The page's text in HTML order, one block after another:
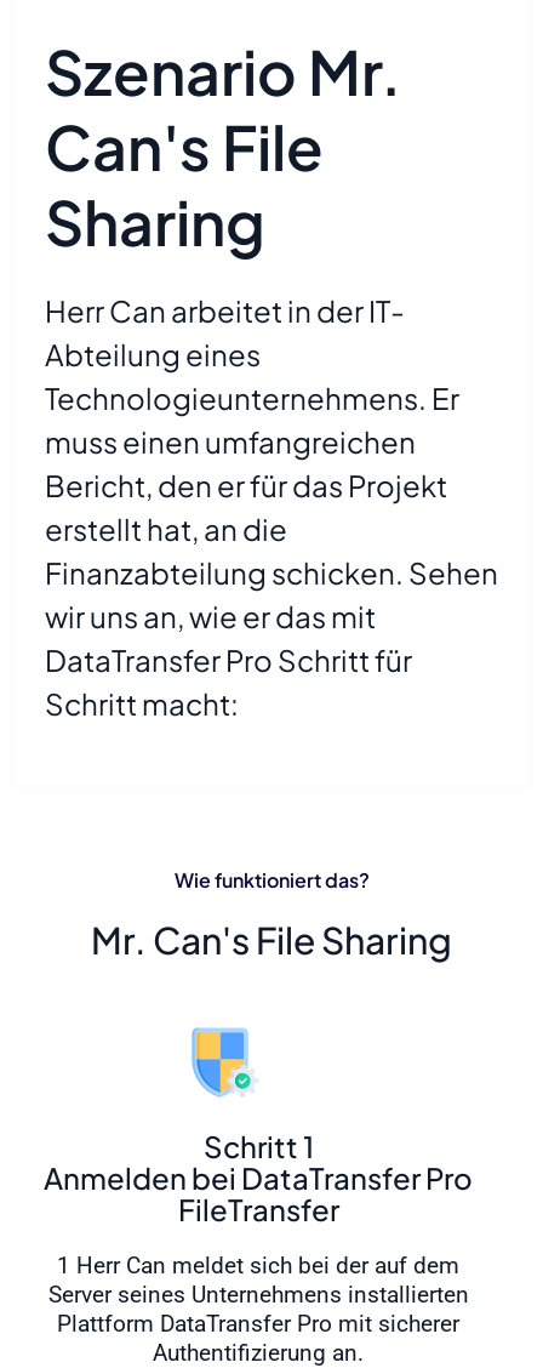
Szenario Mr.
Can's File
Sharing
Herr Can arbeitet in der IT-
Abteilung eines
Technologieunternehmens. Er
muss einen umfangreichen
Bericht, den er für das Projekt
erstellt hat, an die
Finanzabteilung schicken. Sehen
wir uns an, wie er das mit
DataTransfer Pro Schritt für
Schritt macht:
Wie funktioniert das?
Mr. Can's File Sharing
Schritt 1
Anmelden bei DataTransfer Pro
FileTransfer
1 Herr Can meldet sich bei der auf dem
Server seines Unternehmens installierten
Plattform DataTransfer Pro mit sicherer
Authentifizierung an.